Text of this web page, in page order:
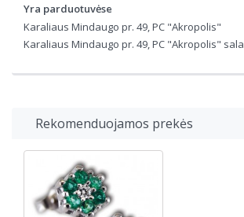
Yra parduotuvėse
Karaliaus Mindaugo pr. 49, PC "Akropolis"
Karaliaus Mindaugo pr. 49, PC "Akropolis" sala
Rekomenduojamos prekės